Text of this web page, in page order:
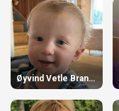
Øyvind Vetle Brandsæter 1 år